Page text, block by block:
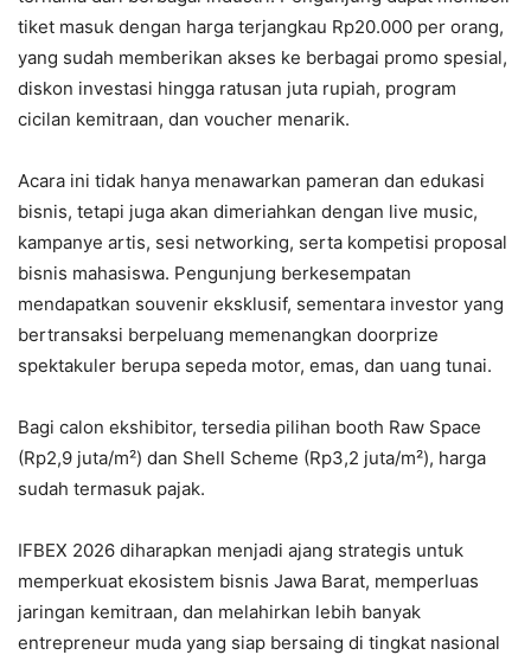
tiket masuk dengan harga terjangkau Rp20.000 per orang,
yang sudah memberikan akses ke berbagai promo spesial,
diskon investasi hingga ratusan juta rupiah, program
cicilan kemitraan, dan voucher menarik.
Acara ini tidak hanya menawarkan pameran dan edukasi
bisnis, tetapi juga akan dimeriahkan dengan live music,
kampanye artis, sesi networking, serta kompetisi proposal
bisnis mahasiswa. Pengunjung berkesempatan
mendapatkan souvenir eksklusif, sementara investor yang
bertransaksi berpeluang memenangkan doorprize
spektakuler berupa sepeda motor, emas, dan uang tunai.
Bagi calon ekshibitor, tersedia pilihan booth Raw Space
(Rp2,9 juta/m²) dan Shell Scheme (Rp3,2 juta/m²), harga
sudah termasuk pajak.
IFBEX 2026 diharapkan menjadi ajang strategis untuk
memperkuat ekosistem bisnis Jawa Barat, memperluas
jaringan kemitraan, dan melahirkan lebih banyak
entrepreneur muda yang siap bersaing di tingkat nasional